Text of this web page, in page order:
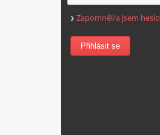
Zapomněl/a jsem heslo